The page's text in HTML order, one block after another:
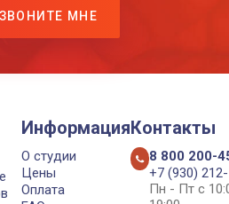
МНЕ
Информация
О студии
Цены
Оплата
Контакты
8 800 200-
+7 (930)
Пн - Пт с